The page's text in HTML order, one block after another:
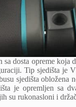
dosta opreme
Tip sjedišta je
sjedišta
je opremljen sa
su rukonasloni i